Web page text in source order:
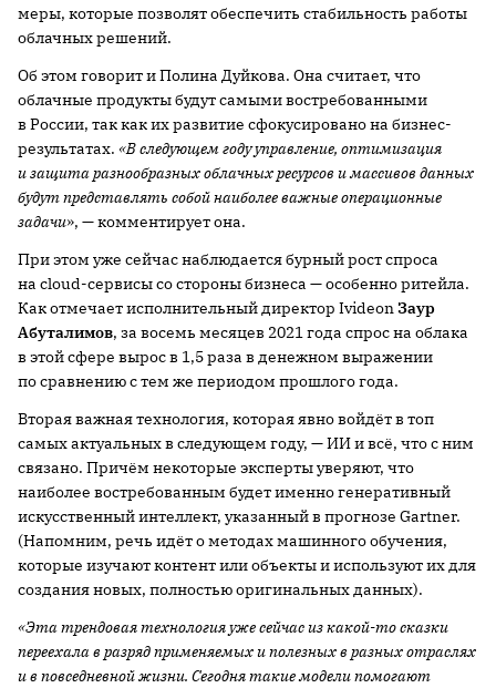
меры, которые позволят обеспечить стабильность работы
облачных решений.
Об этом говорит и Полина Дуйкова. Она считает, что
облачные продукты будут самыми востребованными
в России, так как их развитие сфокусировано на бизнес-
результатах. «В следующем году управление, оптимизация
и защита разнообразных облачных ресурсов и массивов данных
будут представлять собой наиболее важные операционные
задачи», — комментирует она.
При этом уже сейчас наблюдается бурный рост спроса
на cloud-сервисы со стороны бизнеса — особенно ритейла.
Как отмечает исполнительный директор Ivideon Заур
Абуталимов, за восемь месяцев 2021 года спрос на облака
в этой сфере вырос в 1,5 раза в денежном выражении
по сравнению с тем же периодом прошлого года.
Вторая важная технология, которая явно войдёт в топ
самых актуальных в следующем году, — ИИ и всё, что с ним
связано. Причём некоторые эксперты уверяют, что
наиболее востребованным будет именно генеративный
искусственный интеллект, указанный в прогнозе Gartner.
(Напомним, речь идёт о методах машинного обучения,
которые изучают контент или объекты и используют их для
создания новых, полностью оригинальных данных).
«Эта трендовая технология уже сейчас из какой-то сказки
переехала в разряд применяемых и полезных в разных отраслях
и в повседневной жизни. Сегодня такие модели помогают